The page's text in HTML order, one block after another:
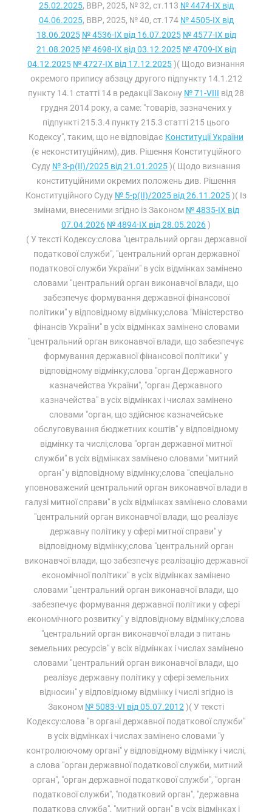
25.02.2025, ВВР, 2025, № 32, ст.113 № 4474-IX від
04.06.2025, ВВР, 2025, № 40, ст.174 № 4505-IX від
18.06.2025 № 4536-IX від 16.07.2025 № 4577-IX від
21.08.2025 № 4698-IX від 03.12.2025 № 4709-IX від
04.12.2025 № 4727-IX від 17.12.2025)( Щодо визнання
окремого припису абзацу другого підпункту 14.1.212
пункту 14.1 статті 14 в редакції Закону № 71-VIII від 28
грудня 2014 року, а саме: "товарів, зазначених у
підпункті 215.3.4 пункту 215.3 статті 215 цього
Кодексу", таким, що не відповідає Конституції України
(є неконституційним), див. Рішення Конституційного
Суду № 3-р(II)/2025 від 21.01.2025)( Щодо визнання
конституційними окремих положень див. Рішення
Конституційного Суду № 5-р(II)/2025 від 26.11.2025)( Із
змінами, внесеними згідно із Законом № 4835-IX від
07.04.2026 № 4894-IX від 28.05.2026)
( У тексті Кодексу:слова "центральний орган державної
податкової служби", "центральний орган державної
податкової служби України" в усіх відмінках замінено
словами "центральний орган виконавчої влади, що
забезпечує формування державної фінансової
політики" у відповідному відмінку;слова "Міністерство
фінансів України" в усіх відмінках замінено словами
"центральний орган виконавчої влади, що забезпечує
формування державної фінансової політики" у
відповідному відмінку;слова "орган Державного
казначейства України", "орган Державного
казначейства" в усіх відмінках і числах замінено
словами "орган, що здійснює казначейське
обслуговування бюджетних коштів" у відповідному
відмінку та числі;слова "орган державної митної
служби" в усіх відмінках замінено словами "митний
орган" у відповідному відмінку;слова "спеціально
уповноважений центральний орган виконавчої влади в
галузі митної справи" в усіх відмінках замінено словами
"центральний орган виконавчої влади, що реалізує
державну політику у сфері митної справи" у
відповідному відмінку;слова "центральний орган
виконавчої влади, що забезпечує реалізацію державної
економічної політики" в усіх відмінках замінено
словами "центральний орган виконавчої влади, що
забезпечує формування державної політики у сфері
економічного розвитку" у відповідному відмінку;слова
"центральний орган виконавчої влади з питань
земельних ресурсів" у всіх відмінках і числах замінено
словами "центральний орган виконавчої влади, що
реалізує державну політику у сфері земельних
відносин" у відповідному відмінку і числі згідно із
Законом № 5083-VI від 05.07.2012 )( У тексті
Кодексу:слова "в органі державної податкової служби"
в усіх відмінках і числах замінено словами "у
контролюючому органі" у відповідному відмінку і числі,
а слова "орган державної податкової служби, митний
орган", "орган державної податкової служби", "орган
податкової служби", "податковий орган", "державна
податкова служба", "митний орган" в усіх відмінках і